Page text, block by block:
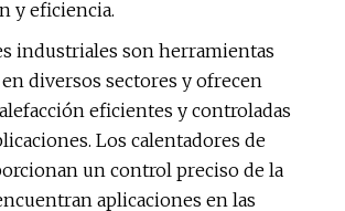
y eficiencia.
industriales son herramientas
diversos sectores y ofrecen
eficientes y controladas
Los calentadores de
un control preciso de la
aplicaciones en las